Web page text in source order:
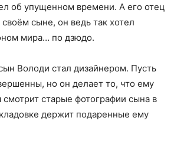
об упущенном времени. А его отец
сыне, он ведь так хотел
мира… по дзюдо.
Володи стал дизайнером. Пусть
но он делает то, что ему
смотрит старые фотографии сына в
держит подаренные ему